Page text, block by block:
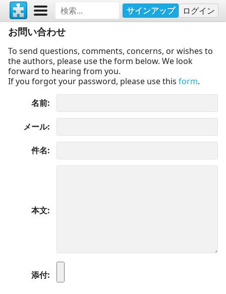
サインアップ ログイン
お問い合わせ
To send questions, comments, concerns, or wishes to
the authors, please use the form below. We look
forward to hearing from you.
If you forgot your password, please use this form.
名前
メール
件名
本文
添付